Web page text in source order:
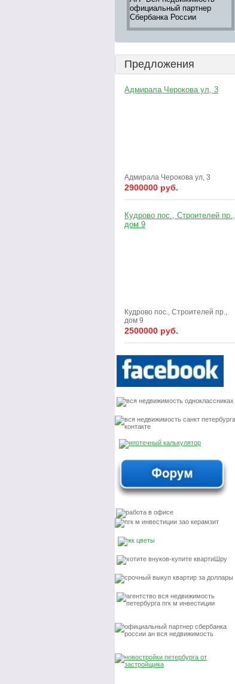
официальный партнер
Сбербанка России
Предложения
Адмирала Черокова ул, 3
Адмирала Черокова ул, 3
2900000 руб.
Кудрово пос., Строителей пр.,
дом 9
Кудрово пос., Строителей пр.,
дом 9
2500000 руб.